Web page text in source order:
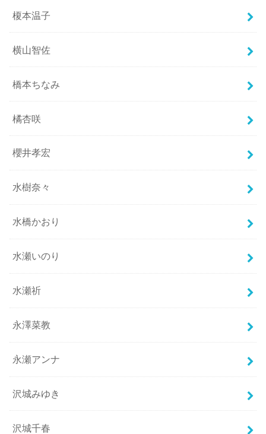
榎本温子
横山智佐
橋本ちなみ
橘杏咲
櫻井孝宏
水樹奈々
水橋かおり
水瀬いのり
水瀬祈
永澤菜教
永瀬アンナ
沢城みゆき
沢城千春